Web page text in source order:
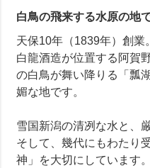
白鳥の飛来する水原の地
天保10年（1839年）創業。
白龍酒造が位置する阿賀
の白鳥が舞い降りる「瓢
媚な地です。
雪国新潟の清冽な水と、
そして、幾代にもわたり
神」を大切にしています。